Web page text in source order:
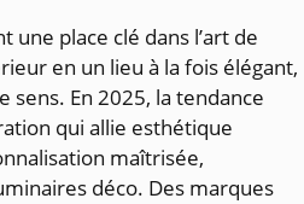
une place clé dans l’art de
en un lieu à la fois élégant,
En 2025, la tendance
qui allie esthétique
maîtrisée,
déco. Des marques